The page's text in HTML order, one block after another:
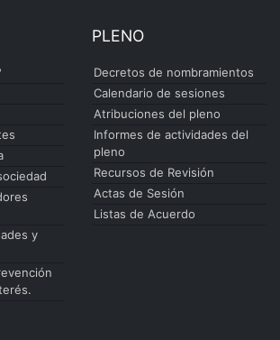
y
PLENO
Decretos de nombramientos
Calendario de sesiones
Atribuciones del pleno
Informes de actividades del
pleno
Recursos de Revisión
Actas de Sesión
Listas de Acuerdo